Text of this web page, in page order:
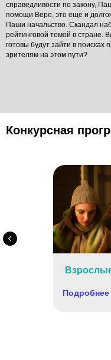
справедливости по закону,
помощи Вере, это еще и
Паши начальство. Скандал
рейтинговой темой в стране.
готовы будут зайти в
зрителям на этом пути?
Конкурсная
Подробнее
press@dkultury.ru
+7 (926) 078-31-51
Telegram
Политика конфиденциальности
Согласие на обработку